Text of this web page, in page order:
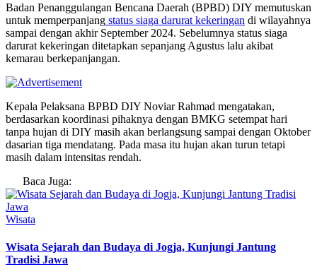
Badan Penanggulangan Bencana Daerah (BPBD) DIY memutuskan
untuk memperpanjang status siaga darurat kekeringan di wilayahnya
sampai dengan akhir September 2024. Sebelumnya status siaga
darurat kekeringan ditetapkan sepanjang Agustus lalu akibat
kemarau berkepanjangan.
Kepala Pelaksana BPBD DIY Noviar Rahmad mengatakan,
berdasarkan koordinasi pihaknya dengan BMKG setempat hari
tanpa hujan di DIY masih akan berlangsung sampai dengan Oktober
dasarian tiga mendatang. Pada masa itu hujan akan turun tetapi
masih dalam intensitas rendah.
Baca Juga:
Wisata
Wisata Sejarah dan Budaya di Jogja, Kunjungi Jantung
Tradisi Jawa